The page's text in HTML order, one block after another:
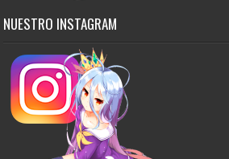
NUESTRO INSTAGRAM